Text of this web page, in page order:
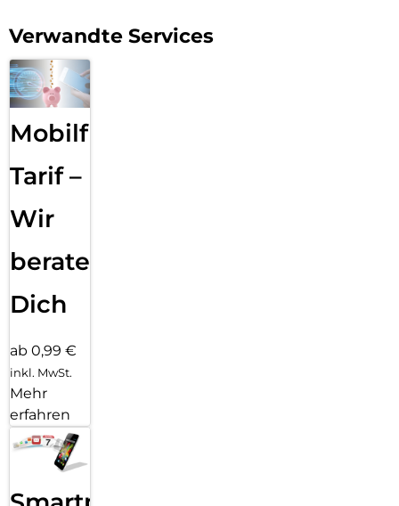
Verwandte Services
Mobilfunk
Tarif –
Wir
beraten
Dich
ab 0,99 €
inkl. MwSt.
Mehr
erfahren